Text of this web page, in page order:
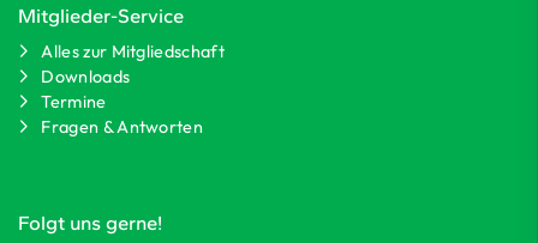
Mitglieder-Service
Alles zur Mitgliedschaft
Downloads
Termine
Fragen & Antworten
Folgt uns gerne!